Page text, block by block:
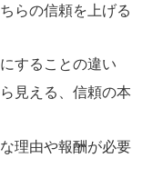
らの信頼を上げる
することの違い
見える、信頼の本
理由や報酬が必要